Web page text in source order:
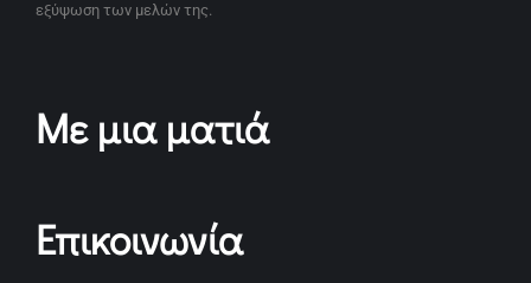
εξύψωση των μελών της.
Με μια ματιά
Επικοινωνία